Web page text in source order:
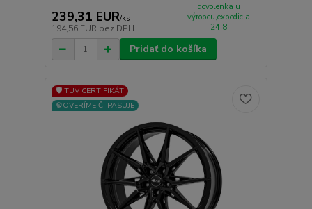
239,31 EUR/ks
194,56 EUR bez DPH
dovolenka u
výrobcu,expedicia
24.8
Pridať do košíka
🛡️ TÜV CERTIFIKÁT
⚙️OVERÍME ČI PASUJE